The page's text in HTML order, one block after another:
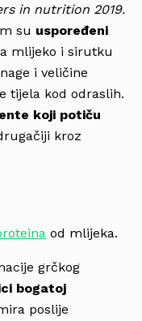
in nutrition 2019.
su uspoređeni
mlijeko i sirutku
i veličine
tijela kod odraslih.
koji potiču
kroz
od mlijeka.
grčkog
bogatoj
poslije